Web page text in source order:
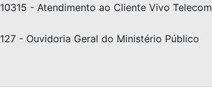
10315 - Atendimento ao Cliente Vivo Telecom
127 - Ouvidoria Geral do Ministério Público